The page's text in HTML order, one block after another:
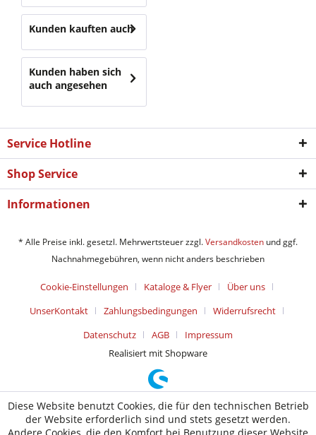
Kunden kauften auch
Kunden haben sich
auch angesehen
Service Hotline
Shop Service
Informationen
* Alle Preise inkl. gesetzl. Mehrwertsteuer zzgl.Versandkosten und ggf.
Nachnahmegebühren, wenn nicht anders beschrieben
Cookie-Einstellungen Kataloge & Flyer
Über uns
UnserKontakt
Zahlungsbedingungen
Widerrufsrecht
Datenschutz
AGB
Impressum
Realisiert mit Shopware
Diese Website benutzt Cookies, die für den technischen Betrieb
der Website erforderlich sind und stets gesetzt werden.